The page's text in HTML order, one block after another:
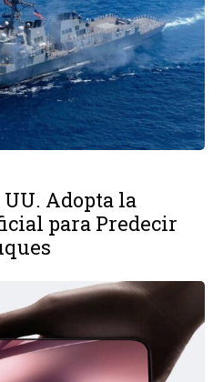
UU. Adopta la
para Predecir